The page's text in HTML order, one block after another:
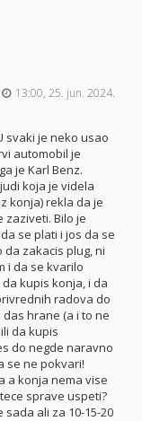
13:00, 25. jun. 2024.
svaki je neko usao
automobil je
je Karl Benz.
koja je videla
konja) rekla da je
Bilo je
se plati i jos da se
da zakacis plug, ni
i da se kvarilo
kupis konja, i da
radova do
hrane (a i to ne
da kupis
do negde naravno
se ne pokvari!
a konja nema vise
sprave uspeti?
ali za 10-15-20